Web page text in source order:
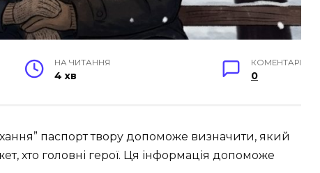
НА ЧИТАННЯ
4 хв
КОМЕНТАРІ
0
паспорт твору допоможе визначити, який
хто головні герої. Ця інформація допоможе